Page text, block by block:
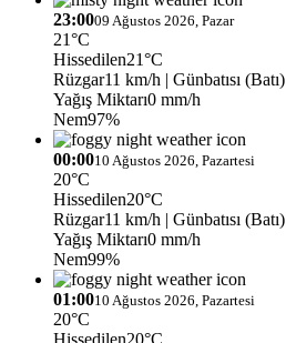
23:0009 Ağustos 2026, Pazar
21°C
Hissedilen21°C
Rüzgar11 km/h | Günbatısı (Batı)
Yağış Miktarı0 mm/h
Nem97%
00:0010 Ağustos 2026, Pazartesi
20°C
Hissedilen20°C
Rüzgar11 km/h | Günbatısı (Batı)
Yağış Miktarı0 mm/h
Nem99%
01:0010 Ağustos 2026, Pazartesi
20°C
Hissedilen20°C